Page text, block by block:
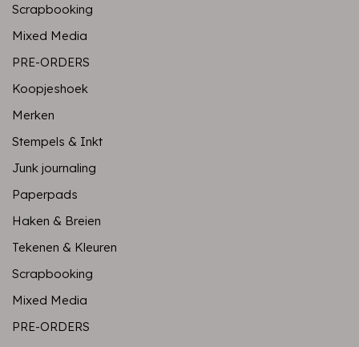
Scrapbooking
Mixed Media
PRE-ORDERS
Koopjeshoek
Merken
Stempels & Inkt
Junk journaling
Paperpads
Haken & Breien
Tekenen & Kleuren
Scrapbooking
Mixed Media
PRE-ORDERS